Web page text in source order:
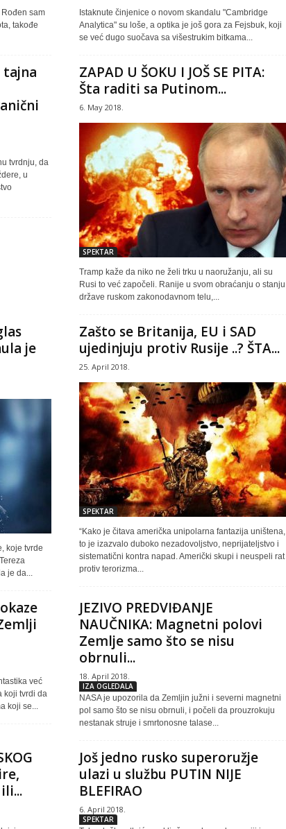
sam
takođe
Istaknute činjenice o novom skandalu "Cambridge
Analytica" su loše, a optika je još gora za Fejsbuk, koji
se već dugo suočava sa višestrukim bitkama...
tajna
tvrdnju, da
u
ZAPAD U ŠOKU I JOŠ SE PITA:
Šta raditi sa Putinom...
6. May 2018.
SPEKTAR
Tramp kaže da niko ne želi trku u naoružanju, ali su
Rusi to već započeli. Ranije u svom obraćanju o stanju
države ruskom zakonodavnom telu,...
je
koje tvrde
je da...
Zašto se Britanija, EU i SAD
ujedinjuju protiv Rusije ..? ŠTA...
25. April 2018.
SPEKTAR
“Kako je čitava američka unipolarna fantazija uništena,
to je izazvalo duboko nezadovoljstvo, neprijateljstvo i
sistematični kontra napad. Američki skupi i neuspeli rat
protiv terorizma...
već
koji tvrdi da
koji se...
JEZIVO PREDVIĐANJE
NAUČNIKA: Magnetni polovi
Zemlje samo što se nisu
obrnuli...
18. April 2018.
IZA OGLEDALA
NASA je upozorila da Zemljin južni i severni magnetni
pol samo što se nisu obrnuli, i počeli da prouzrokuju
nestanak struje i smrtonosne talase...
Još jedno rusko superoružje
ulazi u službu PUTIN NIJE
BLEFIRAO
6. April 2018.
SPEKTAR